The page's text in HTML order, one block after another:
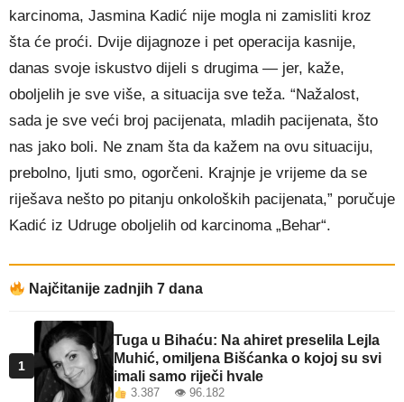
karcinoma, Jasmina Kadić nije mogla ni zamisliti kroz
šta će proći. Dvije dijagnoze i pet operacija kasnije,
danas svoje iskustvo dijeli s drugima — jer, kaže,
oboljelih je sve više, a situacija sve teža. “Nažalost,
sada je sve veći broj pacijenata, mladih pacijenata, što
nas jako boli. Ne znam šta da kažem na ovu situaciju,
prebolno, ljuti smo, ogorčeni. Krajnje je vrijeme da se
riješava nešto po pitanju onkoloških pacijenata,” poručuje
Kadić iz Udruge oboljelih od karcinoma „Behar“.
Najčitanije zadnjih 7 dana
1
Tuga u Bihaću: Na ahiret preselila Lejla
Muhić, omiljena Bišćanka o kojoj su svi
imali samo riječi hvale
3.387 👁 96.182